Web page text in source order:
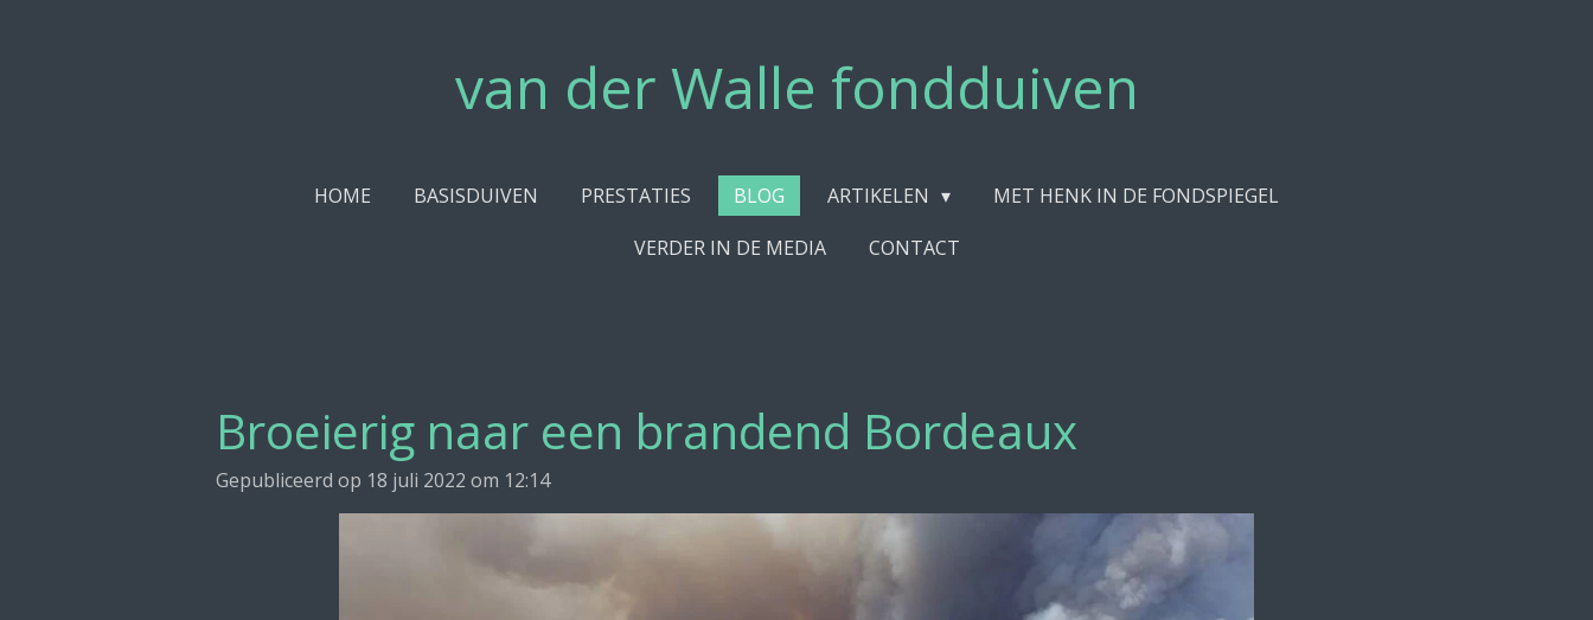
van der Walle fondduiven
HOME BASISDUIVEN PRESTATIES BLOG ARTIKELEN
MET HENK IN DE FONDSPIEGEL
VERDER IN DE MEDIA
CONTACT
Broeierig naar een brandend Bordeaux
Gepubliceerd op 18 juli 2022 om 12:14